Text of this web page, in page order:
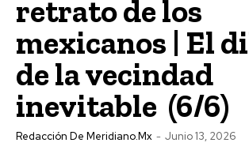
retrato de los
mexicanos | El
de la vecindad
inevitable (6/6)
Redacción De Meridiano.mx - Junio 13, 2026